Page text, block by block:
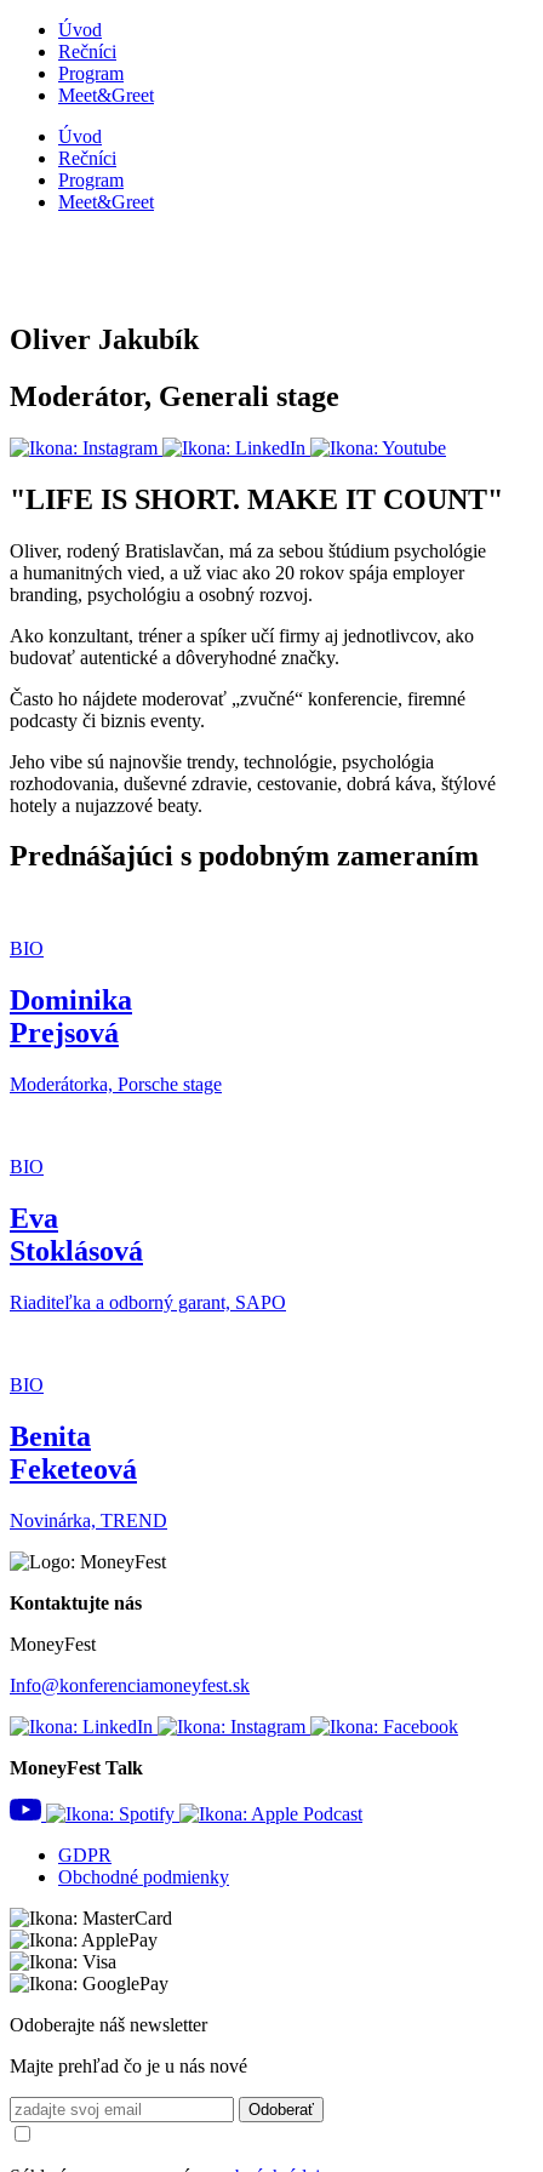
Úvod
Rečníci
Program
Meet&Greet
Úvod
Rečníci
Program
Meet&Greet
Oliver Jakubík
Moderátor, Generali stage
"LIFE IS SHORT. MAKE IT COUNT"
Oliver, rodený Bratislavčan, má za sebou štúdium psychológie
a humanitných vied, a už viac ako 20 rokov spája employer
branding, psychológiu a osobný rozvoj.
Ako konzultant, tréner a spíker učí firmy aj jednotlivcov, ako
budovať autentické a dôveryhodné značky.
Často ho nájdete moderovať „zvučné“ konferencie, firemné
podcasty či biznis eventy.
Jeho vibe sú najnovšie trendy, technológie, psychológia
rozhodovania, duševné zdravie, cestovanie, dobrá káva, štýlové
hotely a nujazzové beaty.
Prednášajúci s podobným zameraním
BIO
Dominika
Prejsová
Moderátorka, Porsche stage
BIO
Eva
Stoklásová
Riaditeľka a odborný garant, SAPO
BIO
Benita
Feketeová
Novinárka, TREND
Kontaktujte nás
MoneyFest
Info@konferenciamoneyfest.sk
MoneyFest Talk
GDPR
Obchodné podmienky
Odoberajte náš newsletter
Majte prehľad čo je u nás nové
Odoberať